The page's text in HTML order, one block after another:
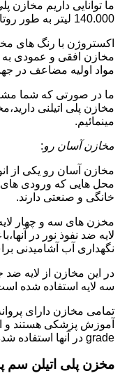
140.000 لیتر به طور روتاری و دوجداره در قالب های روش
اکستروژن با رنگ های
مخازن افقی و عمودی به
مواد اولیه مضاعف در
ما در صورتی که شما
مخازن پلی اتیلنی
مینمائیم.
مخازن آسان رو:
مخازن آسان رو یکی از
محل هایی که ورودی
خانگی و صنعتی دارند.
مخزن های سه و چهار لایه
لایه ضد نفوذ نور در
نگهداری آب آشامیدنی
در این مخازن از لایه
سه لایه استفاده شده
تمامی مخازن دارای
grade در آنها استفاده شده است.
مخزن پلی اتیلن سم